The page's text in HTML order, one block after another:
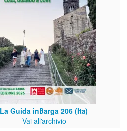
La Guida inBarga 206 (Ita)
Vai all'archivio